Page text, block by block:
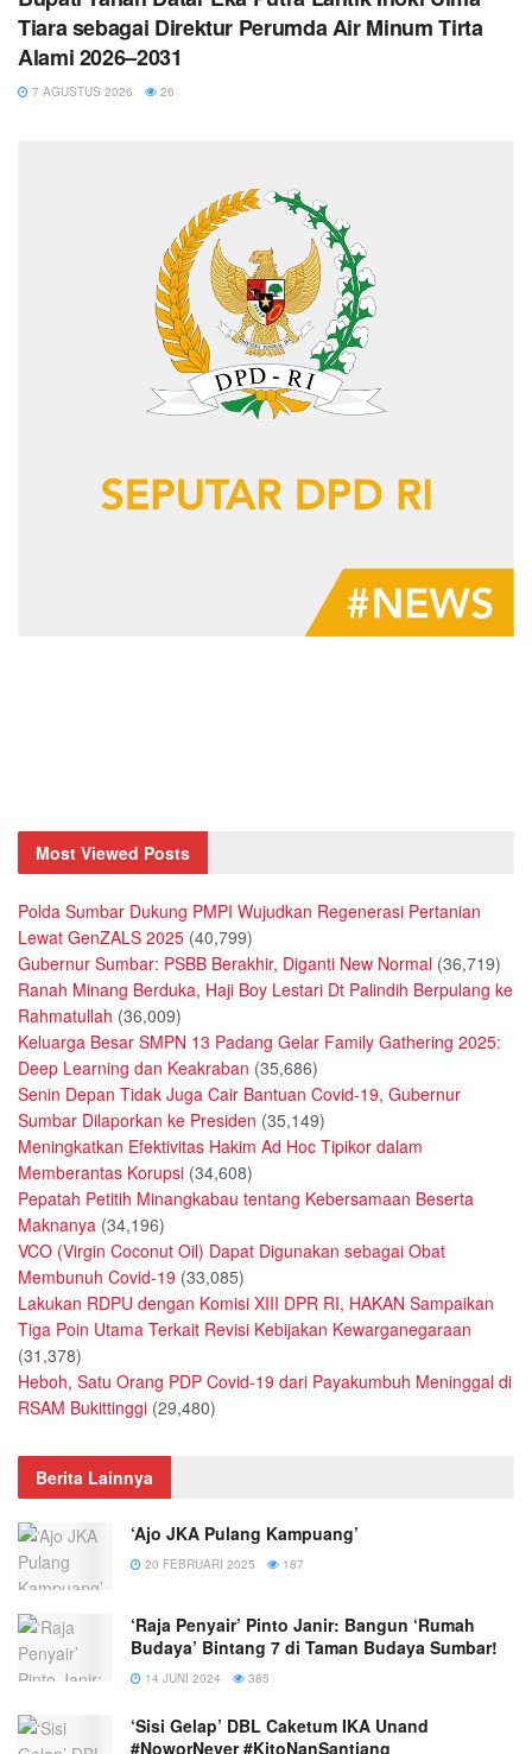
Tiara sebagai Direktur Perumda Air Minum Tirta
Alami 2026–2031
7 AGUSTUS 2026 26
Most Viewed Posts
Polda Sumbar Dukung PMPI Wujudkan Regenerasi Pertanian
Lewat GenZALS 2025 (40,799)
Gubernur Sumbar: PSBB Berakhir, Diganti New Normal (36,719)
Ranah Minang Berduka, Haji Boy Lestari Dt Palindih Berpulang ke
Rahmatullah (36,009)
Keluarga Besar SMPN 13 Padang Gelar Family Gathering 2025:
Deep Learning dan Keakraban (35,686)
Senin Depan Tidak Juga Cair Bantuan Covid-19, Gubernur
Sumbar Dilaporkan ke Presiden (35,149)
Meningkatkan Efektivitas Hakim Ad Hoc Tipikor dalam
Memberantas Korupsi (34,608)
Pepatah Petitih Minangkabau tentang Kebersamaan Beserta
Maknanya (34,196)
VCO (Virgin Coconut Oil) Dapat Digunakan sebagai Obat
Membunuh Covid-19 (33,085)
Lakukan RDPU dengan Komisi XIII DPR RI, HAKAN Sampaikan
Tiga Poin Utama Terkait Revisi Kebijakan Kewarganegaraan
(31,378)
Heboh, Satu Orang PDP Covid-19 dari Payakumbuh Meninggal di
RSAM Bukittinggi (29,480)
Berita Lainnya
‘Ajo JKA Pulang Kampuang’
20 FEBRUARI 2025 187
‘Raja Penyair’ Pinto Janir: Bangun ‘Rumah
Budaya’ Bintang 7 di Taman Budaya Sumbar!
14 JUNI 2024 385
‘Sisi Gelap’ DBL Caketum IKA Unand
#NoworNever #KitoNanSantiang